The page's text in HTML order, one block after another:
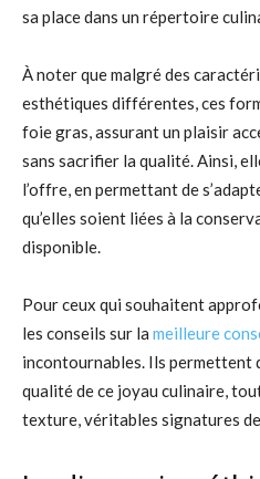
sa place dans un répertoire
À noter que malgré des
esthétiques différentes, ces
foie gras, assurant un plaisir
sans sacrifier la qualité. Ainsi,
l’offre, en permettant de
qu’elles soient liées à la
disponible.
Pour ceux qui souhaitent
les conseils sur la meilleure
incontournables. Ils permettent
qualité de ce joyau culinaire,
texture, véritables signatures